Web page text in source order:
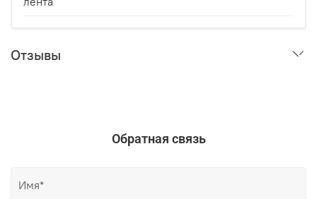
Отзывы
Обратная связь